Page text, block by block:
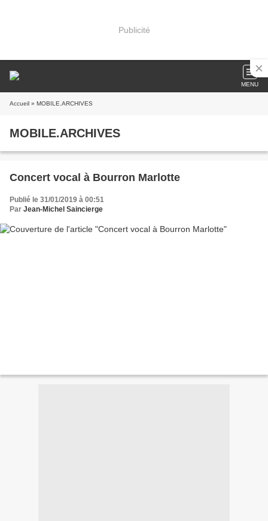
Publicité
MENU
Accueil » MOBILE.ARCHIVES
MOBILE.ARCHIVES
Concert vocal à Bourron Marlotte
Publié le 31/01/2019 à 00:51
Par Jean-Michel Saincierge